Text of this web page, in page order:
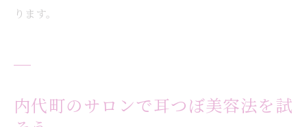
ります。
内代町のサロンで耳つぼ美容法を試